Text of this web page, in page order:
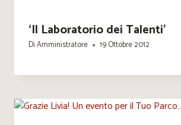
‘Il Laboratorio dei Talenti’
DiAmministratore 19 Ottobre 2012